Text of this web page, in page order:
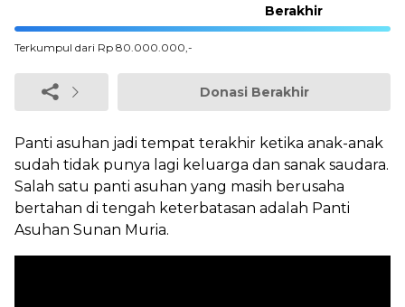
Berakhir
100%
Terkumpul dari Rp 80.000.000,-
Donasi Berakhir
Panti asuhan jadi tempat terakhir ketika anak-anak
sudah tidak punya lagi keluarga dan sanak saudara.
Salah satu panti asuhan yang masih berusaha
bertahan di tengah keterbatasan adalah Panti
Asuhan Sunan Muria.